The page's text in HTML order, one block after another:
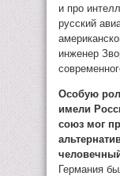
и про
русский
инженер
Особую
имели
союз мог
Германия